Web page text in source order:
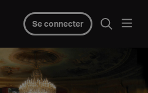
Se connecter